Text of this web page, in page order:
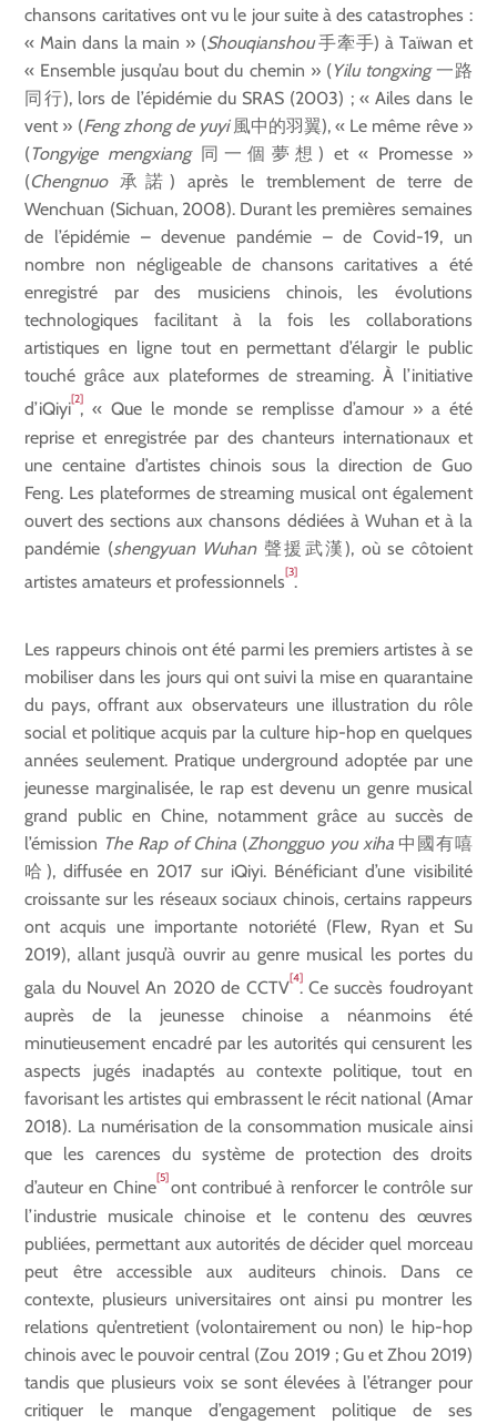
chansons caritatives ont vu le jour suite à des catastrophes :
« Main dans la main » (Shouqianshou手牽手) à Taïwan et
« Ensemble jusqu’au bout du chemin » (Yilu tongxing一路
同行), lors de l’épidémie du SRAS (2003) ; « Ailes dans le
vent » (Feng zhong de yuyi風中的羽翼), « Le même rêve »
(Tongyige mengxiang同一個夢想) et « Promesse »
(Chengnuo承諾) après le tremblement de terre de
Wenchuan (Sichuan, 2008). Durant les premières semaines
de l’épidémie – devenue pandémie – de Covid-19, un
nombre non négligeable de chansons caritatives a été
enregistré par des musiciens chinois, les évolutions
technologiques facilitant à la fois les collaborations
artistiques en ligne tout en permettant d’élargir le public
touché grâce aux plateformes de streaming. À l’initiative
d’iQiyi[2], « Que le monde se remplisse d’amour » a été
reprise et enregistrée par des chanteurs internationaux et
une centaine d’artistes chinois sous la direction de Guo
Feng. Les plateformes de streaming musical ont également
ouvert des sections aux chansons dédiées à Wuhan et à la
pandémie (shengyuan Wuhan 聲援武漢), où se côtoient
artistes amateurs et professionnels[3].
Les rappeurs chinois ont été parmi les premiers artistes à se
mobiliser dans les jours qui ont suivi la mise en quarantaine
du pays, offrant aux observateurs une illustration du rôle
social et politique acquis par la culture hip-hop en quelques
années seulement. Pratique underground adoptée par une
jeunesse marginalisée, le rap est devenu un genre musical
grand public en Chine, notamment grâce au succès de
l’émission The Rap of China (Zhongguo you xiha 中國有嘻
哈), diffusée en 2017 sur iQiyi. Bénéficiant d’une visibilité
croissante sur les réseaux sociaux chinois, certains rappeurs
ont acquis une importante notoriété (Flew, Ryan et Su
2019), allant jusqu’à ouvrir au genre musical les portes du
gala du Nouvel An 2020 de CCTV[4]. Ce succès foudroyant
auprès de la jeunesse chinoise a néanmoins été
minutieusement encadré par les autorités qui censurent les
aspects jugés inadaptés au contexte politique, tout en
favorisant les artistes qui embrassent le récit national (Amar
2018). La numérisation de la consommation musicale ainsi
que les carences du système de protection des droits
d’auteur en Chine[5]ont contribué à renforcer le contrôle sur
l’industrie musicale chinoise et le contenu des œuvres
publiées, permettant aux autorités de décider quel morceau
peut être accessible aux auditeurs chinois. Dans ce
contexte, plusieurs universitaires ont ainsi pu montrer les
relations qu’entretient (volontairement ou non) le hip-hop
chinois avec le pouvoir central (Zou 2019 ; Gu et Zhou 2019)
tandis que plusieurs voix se sont élevées à l’étranger pour
critiquer le manque d’engagement politique de ses